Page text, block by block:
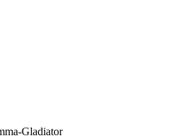
Gladiator